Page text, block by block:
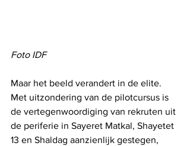
Foto IDF
Maar het beeld verandert in de elite.
Met uitzondering van de pilotcursus is
de vertegenwoordiging van rekruten uit
de periferie in Sayeret Matkal, Shayetet
13 en Shaldag aanzienlijk gestegen,